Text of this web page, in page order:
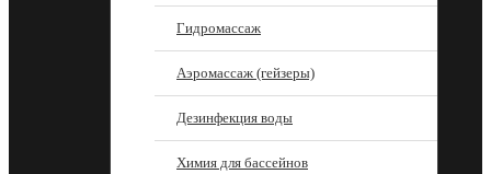
Гидромассаж
Аэромассаж (гейзеры)
Дезинфекция воды
Химия для бассейнов